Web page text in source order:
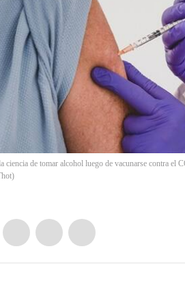
ciencia de tomar alcohol luego de vacunarse contra el
)